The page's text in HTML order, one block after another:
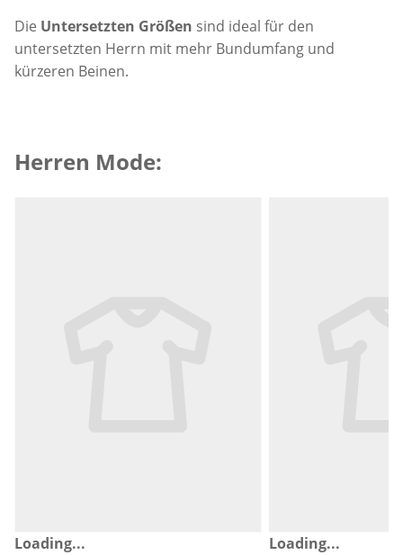
Die Untersetzten Größen sind ideal für den
untersetzten Herrn mit mehr Bundumfang und
kürzeren Beinen.
Herren Mode:
Loading...
Loading...